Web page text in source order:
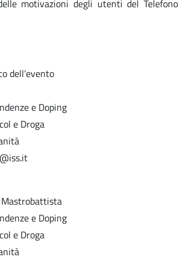
motivazioni degli utenti del Telefono
dell’evento
e Doping
e Droga
Mastrobattista
e Doping
e Droga